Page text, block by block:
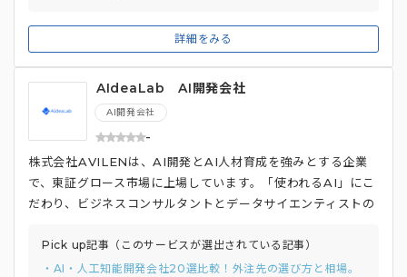
詳細をみる
す。また、デジタル組織開発サービスでは、データを効果的に
活用できる組織の構築をサポートし、持続可能な成長基盤を形
成します。 さらに、AVILENはD&A戦略コンサルティングサ
ービスも展開しており、AI技術の実装とデジタル組織開発を融
合させたデータ利活用戦略によって経営の変革を支援します。
これにより、クライアント企業は市場競争力を高めるととも
に、効率的な業務運営が可能となります。
AIdeaLab AI開発会社
AI開発会社
-
株式会社AVILENは、AI開発とAI人材育成を強みとする企業
で、東証グロース市場に上場しています。「使われるAI」にこ
だわり、ビジネスコンサルタントとデータサイエンティストの
らず、700社以上の企業に対し、内製化支援やE資格講座の提
供を行い、AI人材の育成にも注力しているのも特徴です。 ま
Pick up記事（このサービスが選出されている記事）
・AI・人工知能開発会社20選比較！外注先の選び方と相場。